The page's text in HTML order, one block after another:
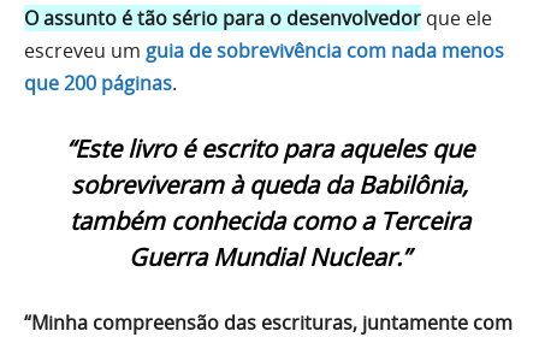
O assunto é tão sério para o desenvolvedor que ele
escreveu um guia de sobrevivência com nada menos
que 200 páginas.
“Este livro é escrito para aqueles que
sobreviveram à queda da Babilônia,
também conhecida como a Terceira
Guerra Mundial Nuclear.”
“Minha compreensão das escrituras, juntamente com